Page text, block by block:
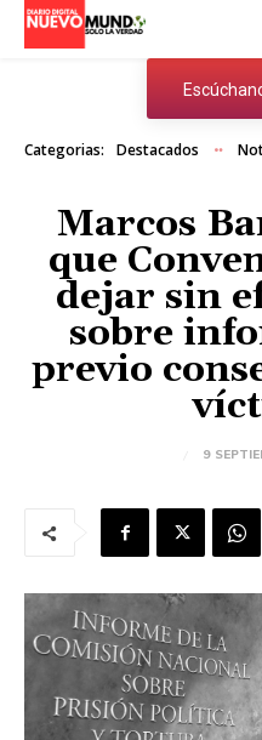
Categorias: Destacados
Marcos
que
dejar sin
sobre
previo
9